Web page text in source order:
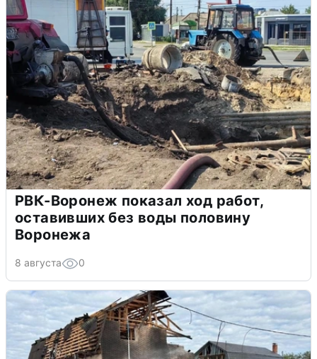
РВК-Воронеж показал ход работ,
оставивших без воды половину
Воронежа
8 августа 0